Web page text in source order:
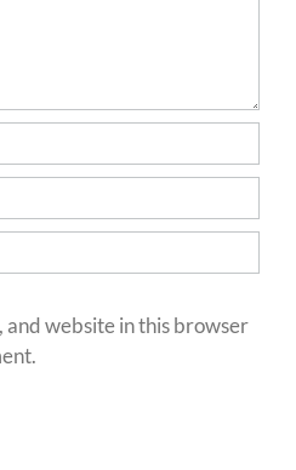
and website in this browser